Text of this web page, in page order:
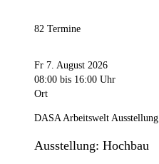
82 Termine
Fr 7. August 2026
08:00 bis 16:00 Uhr
Ort
DASA Arbeitswelt Ausstellung
Ausstellung: Hochbau